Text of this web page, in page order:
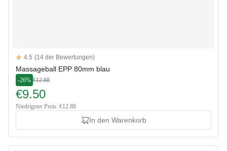
Reviews
4.5 out of 5 stars
4.5 (14 der Bewertungen)
Massageball EPP 80mm blau
-26% €12.88
€9.50
Niedrigster Preis: €12.88
In den Warenkorb